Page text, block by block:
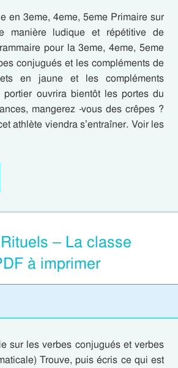
en 3eme, 4eme, 5eme Primaire sur
manière ludique et répétitive de
pour la 3eme, 4eme, 5eme
conjugués et les compléments de
en jaune et les compléments
ouvrira bientôt les portes du
mangerez -vous des crêpes ?
athlète viendra s’entraîner. Voir les
– La classe
à imprimer
sur les verbes conjugués et verbes
Trouve, puis écris ce qui est